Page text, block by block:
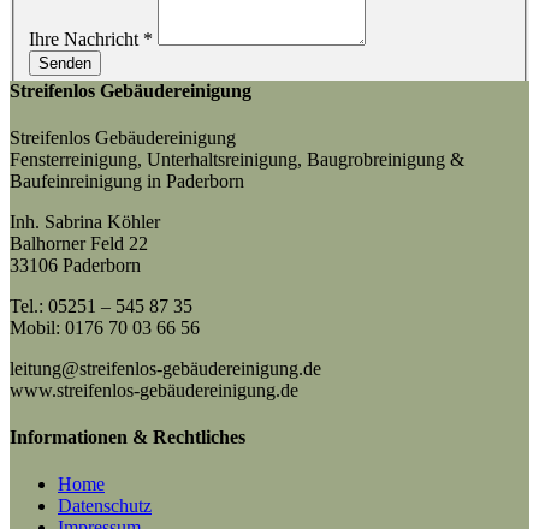
Ihre Nachricht *
Senden
Streifenlos Gebäudereinigung
Streifenlos Gebäudereinigung
Fensterreinigung, Unterhaltsreinigung, Baugrobreinigung &
Baufeinreinigung in Paderborn
Inh. Sabrina Köhler
Balhorner Feld 22
33106 Paderborn
Tel.: 05251 – 545 87 35
Mobil: 0176 70 03 66 56
leitung@streifenlos-gebäudereinigung.de
www.streifenlos-gebäudereinigung.de
Informationen & Rechtliches
Home
Datenschutz